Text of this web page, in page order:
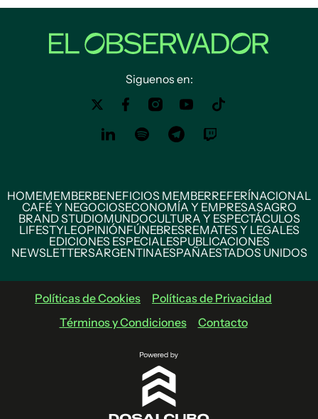
Siguenos en:
HOMEMEMBERBENEFICIOS MEMBERREFERÍNACIONAL
CAFÉ Y NEGOCIOSECONOMÍA Y EMPRESASAGRO
BRAND STUDIOMUNDOCULTURA Y ESPECTÁCULOS
LIFESTYLEOPINIÓNFÚNEBRESREMATES Y LEGALES
EDICIONES ESPECIALESPUBLICACIONES
NEWSLETTERSARGENTINAESPAÑAESTADOS UNIDOS
Políticas de Cookies
Políticas de Privacidad
Términos y Condiciones
Contacto